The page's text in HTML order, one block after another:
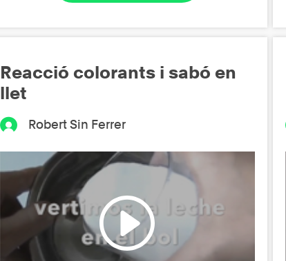
Reacció colorants i sabó en
llet
Robert Sin Ferrer